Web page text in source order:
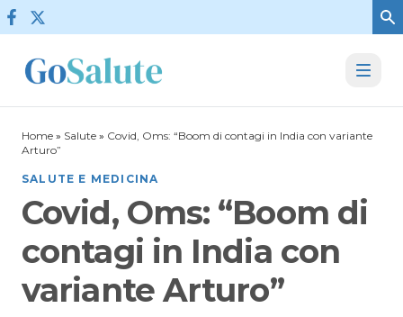
Vai al contenuto
Home » Salute » Covid, Oms: “Boom di contagi in India con variante
Arturo”
SALUTE E MEDICINA
Covid, Oms: “Boom di
contagi in India con
variante Arturo”